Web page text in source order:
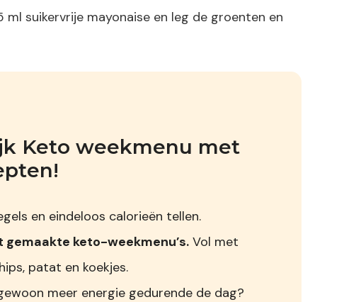
ml suikervrije mayonaise en leg de groenten en
Keto weekmenu met
en eindeloos calorieën tellen.
keto-weekmenu’s. Vol met
patat en koekjes.
meer energie gedurende de dag?